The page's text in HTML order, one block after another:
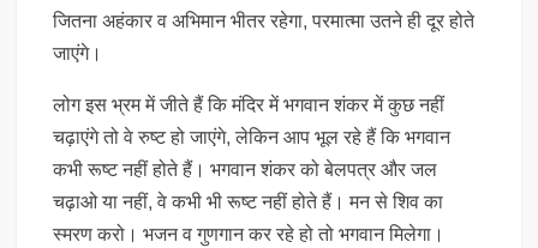
जितना अहंकार व अभिमान भीतर रहेगा, परमात्मा उतने ही दूर होते
जाएंगे।
लोग इस भ्रम में जीते हैं कि मंदिर में भगवान शंकर में कुछ नहीं
चढ़ाएंगे तो वे रुष्ट हो जाएंगे, लेकिन आप भूल रहे हैं कि भगवान
कभी रूष्ट नहीं होते हैं। भगवान शंकर को बेलपत्र और जल
चढ़ाओ या नहीं, वे कभी भी रूष्ट नहीं होते हैं। मन से शिव का
स्मरण करो। भजन व गुणगान कर रहे हो तो भगवान मिलेगा।